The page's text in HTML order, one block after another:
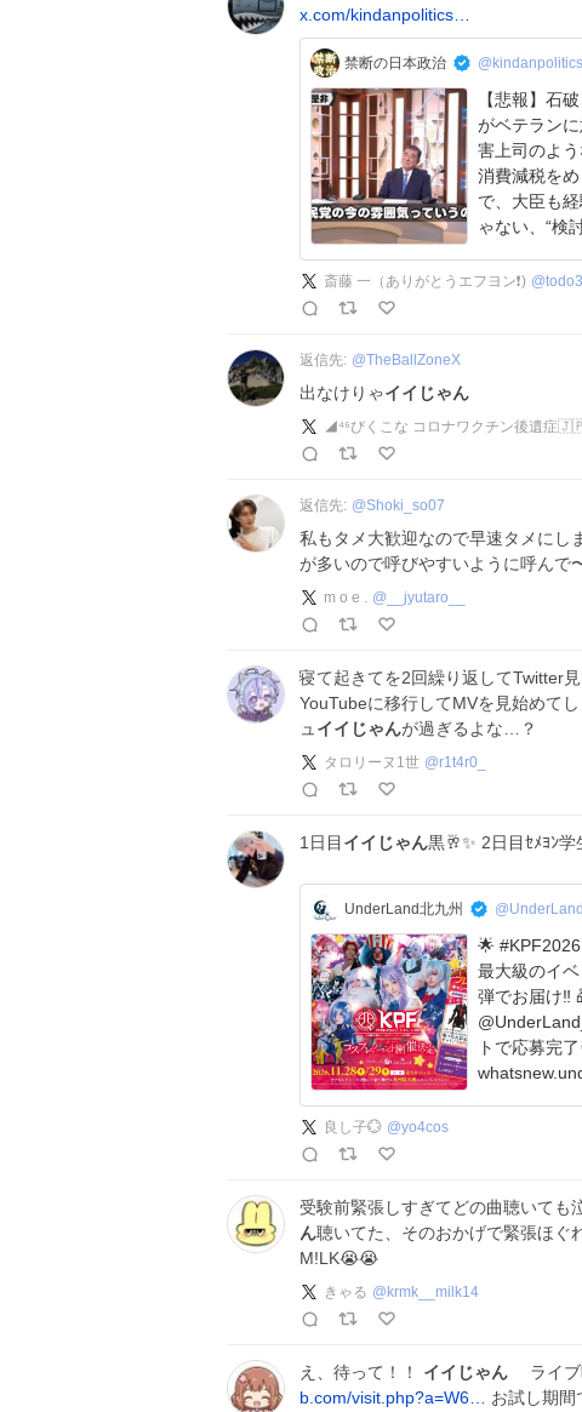
x.com/kindanpolitics…
禁断の日本政治 @kindanpolitics
【悲報】石
がベテラン
害上司のような
消費減税をめ
で、大臣も経験し
ゃない、“検
斎藤 一（ありがとうエフヨン❗) @
返信先: @TheBallZoneX
出なけりゃイイじゃん
返信先: @Shoki_so07
私もタメ大歓迎なので早速タメにし
が多いので呼びやすいように呼んで
m o e . @ __jyutaro__
寝て起きてを2回繰り返してTwitter
YouTubeに移行してMVを見始めて
ュ イイじゃんが過ぎるよな…？
タロリーヌ1世 @r1t4r0_
1日目 イイじゃん黒🥂✨️ 2日目ｾﾒﾖﾝ学
UnderLand北九州
🌟 #KPF2026 コ
最大級のイ
弾でお届け‼️ 🎁キャンペーン応募方法 1️⃣
トで応募完了🎯 🟨コスプレイベン
良し子💮 @yo4cos
受験前緊張しすぎてどの曲聴いても
ん聴いてた、そのおかげで緊張ほぐ
M!LK😭😭
きゃる @ krmk__milk14
え、待って！！ イイじゃん ライブ
b.com/visit.php?a=W6…
お試し期間